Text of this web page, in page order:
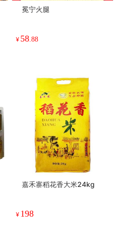
冕宁火腿
¥ 58.88
嘉禾寨稻花香大米24kg
¥ 198